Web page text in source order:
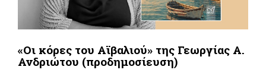
«Οι κόρες του Αϊβαλιού» της Γεωργίας Α.
Ανδριώτου (προδημοσίευση)